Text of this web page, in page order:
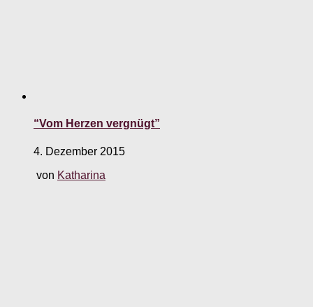
“Vom Herzen vergnügt”
4. Dezember 2015
von Katharina